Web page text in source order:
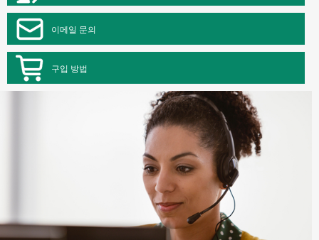
이메일 문의
구입 방법